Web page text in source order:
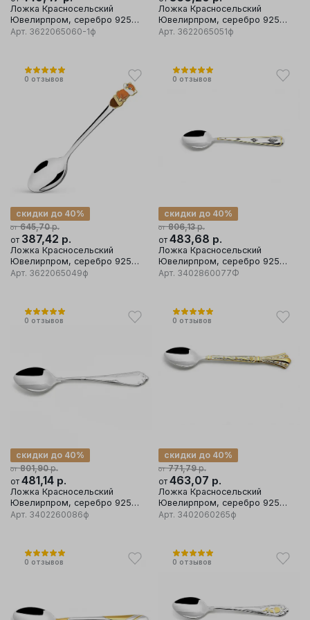
Ложка Красносельский
Ювелирпром, серебро 925
проба
Арт. 3622065060-1ф
Ложка Красносельский
Ювелирпром, серебро 925
проба
Арт. 3622065051ф
0 отзывов
от 645,70р.
скидки до 40%
от 387,42 р.
Ложка Красносельский
Ювелирпром, серебро 925
проба
Арт. 3622065049ф
0 отзывов
от 806,13р.
скидки до 40%
от 483,68 р.
Ложка Красносельский
Ювелирпром, серебро 925
проба
Арт. 3402860077Ф
0 отзывов
от 801,90р.
скидки до 40%
от 481,14 р.
Ложка Красносельский
Ювелирпром, серебро 925
проба
Арт. 3402260086ф
0 отзывов
от 771,79р.
скидки до 40%
от 463,07 р.
Ложка Красносельский
Ювелирпром, серебро 925
проба
Арт. 3402060265ф
0 отзывов 0 отзывов